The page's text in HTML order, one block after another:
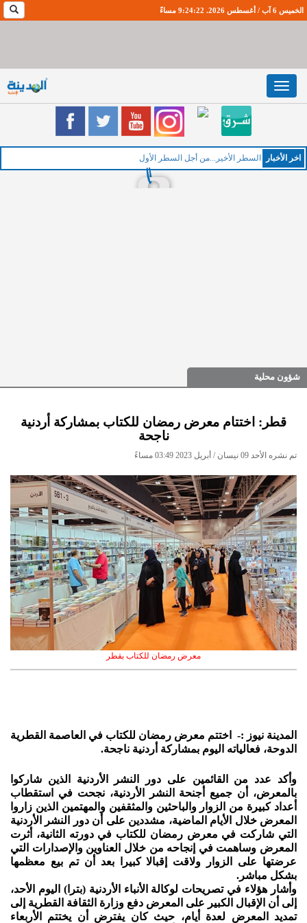
الخميس 6 آب / أغسطس 2026. 9:24:23 مساءً
Toggle
navigation
اخر اﻷخبار
شؤون محلية
قطر: اختتام معرض رمضان للكتاب بمشاركة أردنية
ناجحة
تم نشره الأحد 09 نيسان / أبريل 2023 03:49 مساءً
معرض رمضان للكتاب بقطر
المدينة نيوز :- اختتم معرض رمضان للكتاب في العاصمة القطرية
الدوحة، فعالياته اليوم بمشاركة أردنية ناجحة.
وأكد عدد من القائمين على دور النشر الأردنية الذين شاركوا
بالمعرض، أن جميع أجنحة النشر الأردنية، نجحت في استقطاب
أعداد كبيرة من الزوار والباحثين والمثقفين والمهتمين الذين زاروا
المعرض خلال الأيام الماضية، مشددين على أن دور النشر الأردنية
التي شاركت في معرض رمضان للكتاب في دورته الثانية، أثرت
المعرض وساهمت في إنجاحه من خلال العناوين والإصدارات التي
عرضتها على الزوار ولاقت إقبالا كبيرا بعد أن تم بيع معظمها
بشكل مباشر.
وأشار هؤلاء في تصريحات لوكالة الأنباء الأردنية (بترا) اليوم الأحد،
إلى أن الإقبال الكبير على المعرض دفع وزارة الثقافة القطرية إلى
تمديد المعرض لعدة أيام، حيث كان يفترض أن يختتم الأربعاء